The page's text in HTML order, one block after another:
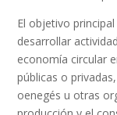
El objetivo
desarrollar
economía circular
públicas o
oenegés u otras